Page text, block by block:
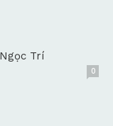
Trí
0